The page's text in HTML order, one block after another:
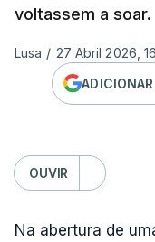
voltassem a soar.
Lusa / 27 Abril 2026,
OUVIR
Na abertura de